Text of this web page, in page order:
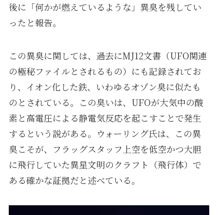
後に「何かが燃えているような」異臭を残してい
ったと報告。
この異臭に関しては、過去にMJ12文書（UFO関連
の極秘ファイルとされるもの）にも記録されてお
り、イオン化した鉄、いわゆるオゾン臭に似たも
のとされている。この臭いは、UFOが大気中の酸
素と高電圧による静電気反応を起こすことで発生
するという説がある。ウォーリング氏は、この異
臭こそが、フラッグスタッフ上空を低空かつ大胆
に飛行していた異星文明のクラフト（飛行体）で
ある確かな証拠だと述べている。